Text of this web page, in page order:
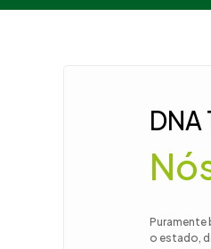
Puramente
o estado,